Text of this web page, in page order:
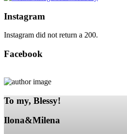
Instagram
Instagram did not return a 200.
Facebook
To my, Blessy!
Ilona&Milena